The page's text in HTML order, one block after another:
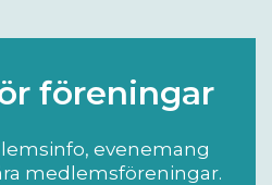
föreningar
evenemang
medlemsföreningar.